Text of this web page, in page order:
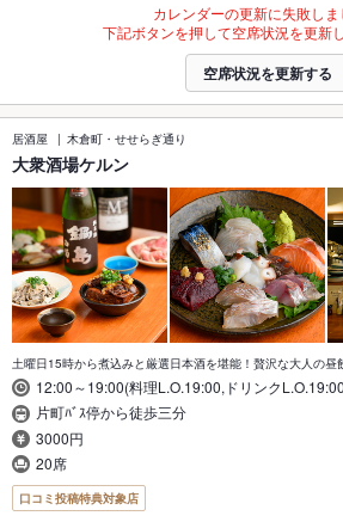
カレンダーの更新に失敗しま
下記ボタンを押して空席状況を更新
空席状況を更新する
居酒屋 木倉町・せせらぎ通り
大衆酒場ケルン
土曜日15時から煮込みと厳選日本酒を堪能！贅沢な大人の昼
12:00～19:00(料理L.O.19:00,ドリンク
片町ﾊﾞｽ停から徒歩三分
3000円
20席
口コミ投稿特典対象店